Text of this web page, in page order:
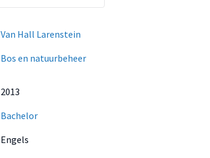
Van Hall Larenstein
Bos en natuurbeheer
2013
Bachelor
Engels